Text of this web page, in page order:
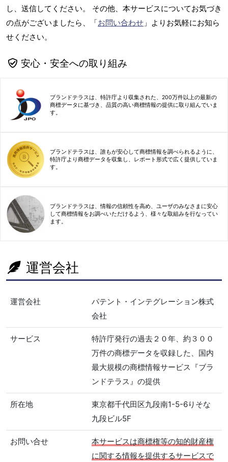
し、送信してください。 その他、本サービスについてお気づき
の点がございましたら、「お問い合わせ 」よりお気軽にお知ら
せください。
安心・安全への取り組み
ブランドテラスは、特許庁より収集された、200万件以上の最新の
商標データに基づき、品質の高い商標情報の提供に取り組んでいま
す。
ブランドテラスは、誰もが安心して商標情報を調べられるように、
特許庁より商標データを収集し、レポート形式で広く提供していま
す。
ブランドテラスは、情報の信頼性を高め、ユーザのみなさまに安心
して商標情報をお調べいただけるよう、様々な取組みを行なってい
ます。
運営会社
運営会社
パテント・インテグレーション株式
会社
サービス
特許庁発行の過去２０年、約３００
万件の商標データを収録した、国内
最大規模の商標情報サービス『ブラ
ンドテラス』の提供
所在地
東京都千代田区九段南1-5-6りそな
九段ビル5F
お問い合せ
本サービスは商標権等の知的財産権
に関する情報を提供するサービスで